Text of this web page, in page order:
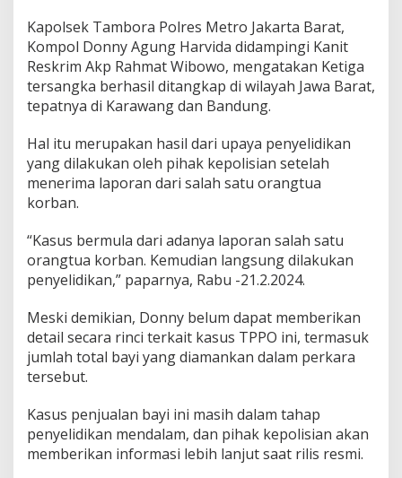
Kapolsek Tambora Polres Metro Jakarta Barat,
Kompol Donny Agung Harvida didampingi Kanit
Reskrim Akp Rahmat Wibowo, mengatakan Ketiga
tersangka berhasil ditangkap di wilayah Jawa Barat,
tepatnya di Karawang dan Bandung.
Hal itu merupakan hasil dari upaya penyelidikan
yang dilakukan oleh pihak kepolisian setelah
menerima laporan dari salah satu orangtua
korban.
“Kasus bermula dari adanya laporan salah satu
orangtua korban. Kemudian langsung dilakukan
penyelidikan,” paparnya, Rabu -21.2.2024.
Meski demikian, Donny belum dapat memberikan
detail secara rinci terkait kasus TPPO ini, termasuk
jumlah total bayi yang diamankan dalam perkara
tersebut.
Kasus penjualan bayi ini masih dalam tahap
penyelidikan mendalam, dan pihak kepolisian akan
memberikan informasi lebih lanjut saat rilis resmi.